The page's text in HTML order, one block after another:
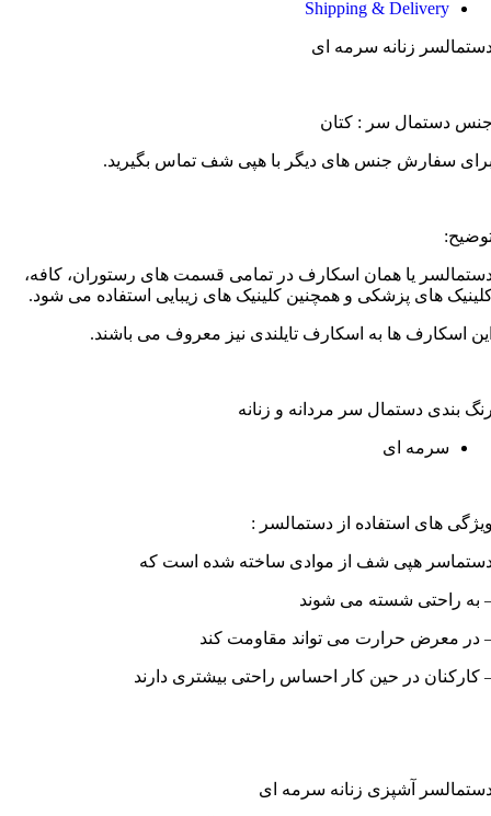
Shipping & Delivery
زنانه سرمه ای
دستمال سر : کتان
سفارش جنس های دیگر با هپی شف تماس بگیرید.
یا همان اسکارف در تمامی قسمت های رستوران، کافه،
های پزشکی و همچنین کلینیک های زیبایی استفاده می شود.
اسکارف ها به اسکارف تایلندی نیز معروف می باشند.
بندی دستمال سر مردانه و زنانه
سرمه ای
های استفاده از دستمالسر :
هپی شف از موادی ساخته شده است که
به راحتی شسته می شوند
در معرض حرارت می تواند مقاومت کند
کارکنان در حین کار احساس راحتی بیشتری دارند
آشپزی زنانه سرمه ای